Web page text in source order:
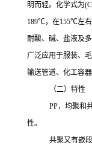
明而轻。化学式为
189℃，在155℃左
耐酸、碱、盐液及
广泛应用于服装、
输送管道、化工容
（二）特性
PP，均聚和
性。
共聚又有嵌